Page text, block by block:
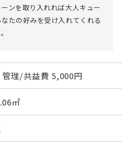
ンを取り入れれば大人キュー
たの好みを受け入れてくれる
理/共益費 5,000円
㎡